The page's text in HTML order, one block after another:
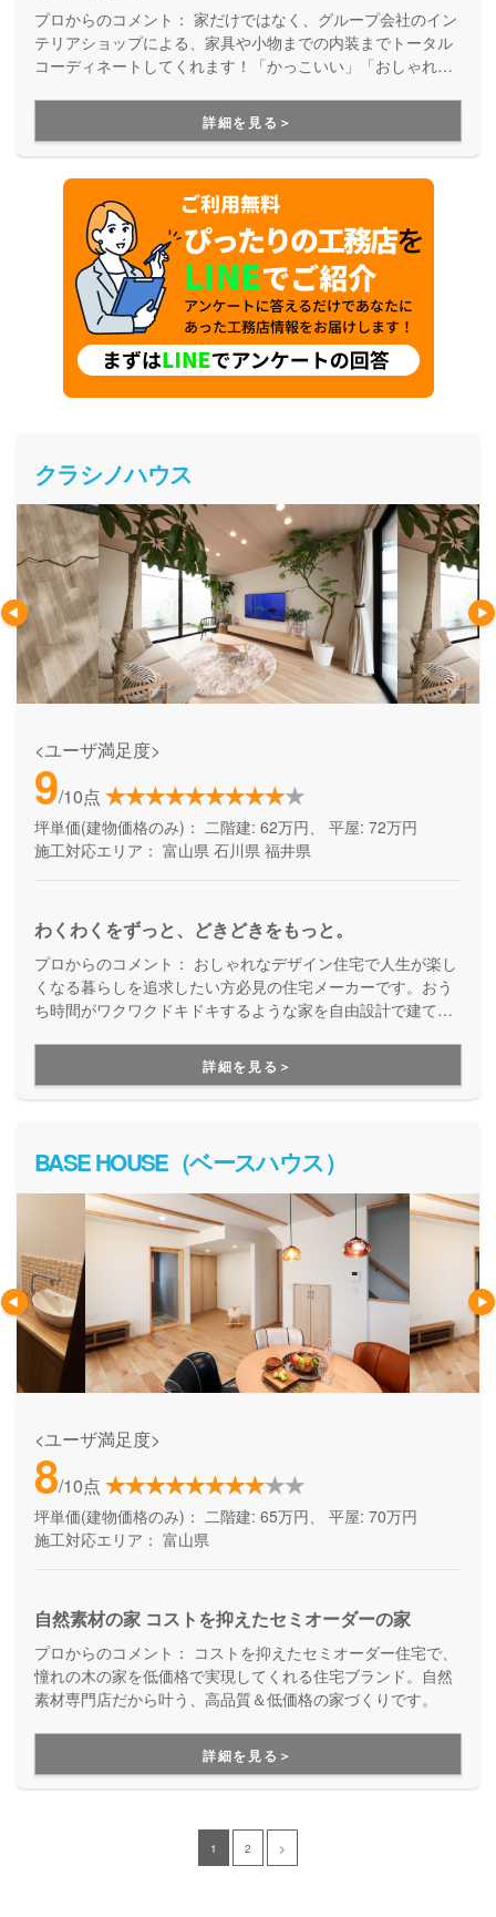
プロからのコメント： 家だけではなく、グループ会社のイン
テリアショップによる、家具や小物までの内装までトータル
コーディネートしてくれます！「かっこいい」「おしゃれ」
詳細を見る＞
クラシノハウス
<ユーザ満足度>
9/10点
坪単価(建物価格のみ)： 二階建: 62万円、 平屋: 72万円
施工対応エリア： 富山県 石川県 福井県
わくわくをずっと、どきどきをもっと。
プロからのコメント： おしゃれなデザイン住宅で人生が楽し
くなる暮らしを追求したい方必見の住宅メーカーです。おう
ち時間がワクワクドキドキするような家を自由設計で建てた
詳細を見る＞
BASE HOUSE（ベースハウス）
<ユーザ満足度>
8/10点
坪単価(建物価格のみ)： 二階建: 65万円、 平屋: 70万円
施工対応エリア： 富山県
自然素材の家 コストを抑えたセミオーダーの家
プロからのコメント： コストを抑えたセミオーダー住宅で、
憧れの木の家を低価格で実現してくれる住宅ブランド。自然
素材専門店だから叶う、高品質＆低価格の家づくりです。
詳細を見る＞
1 2 >